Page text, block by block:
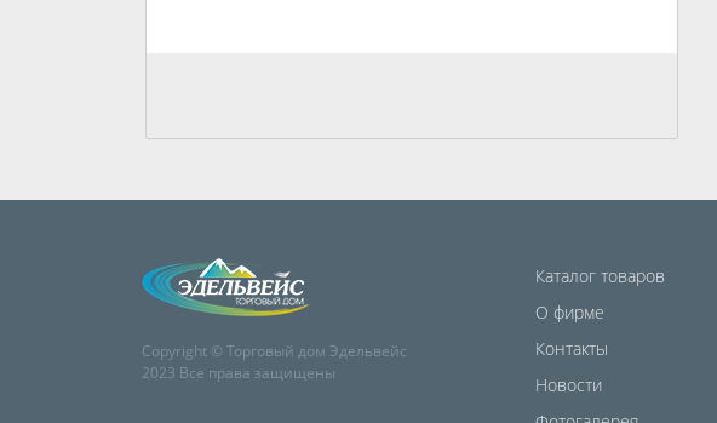
Copyright © Торговый дом Эдельвейс
2023 Все права защищены
Каталог товаров
О фирме
Контакты
Новости